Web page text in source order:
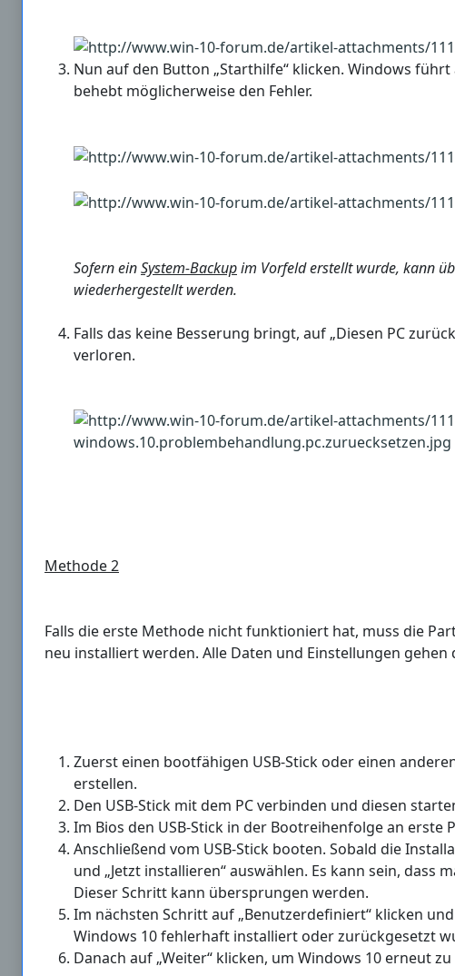
Nun auf den Button „Starthilfe“ klicken. Windows
behebt möglicherweise den Fehler.
Sofern einSystem-Backupim Vorfeld erstellt wurde, kann
wiederhergestellt werden.
Falls das keine Besserung bringt, auf „Diesen PC
verloren.
Methode 2
Falls die erste Methode nicht funktioniert hat, muss die
neu installiert werden. Alle Daten und Einstellungen gehen
Zuerst einen bootfähigen USB-Stick oder einen
erstellen.
Den USB-Stick mit dem PC verbinden und diesen
Im Bios den USB-Stick in der Bootreihenfolge an erste
Anschließend vom USB-Stick booten. Sobald die
und „Jetzt installieren“ auswählen. Es kann sein, dass
Dieser Schritt kann übersprungen werden.
Im nächsten Schritt auf „Benutzerdefiniert“ klicken
Windows 10 fehlerhaft installiert oder zurückgesetzt
Danach auf „Weiter“ klicken, um Windows 10 erneut